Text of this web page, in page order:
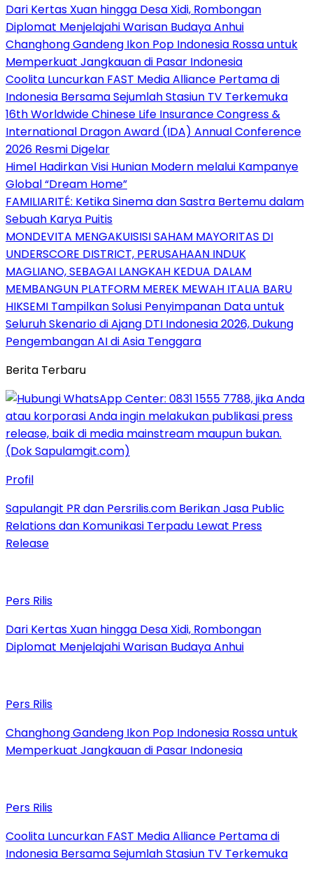
Dari Kertas Xuan hingga Desa Xidi, Rombongan
Diplomat Menjelajahi Warisan Budaya Anhui
Changhong Gandeng Ikon Pop Indonesia Rossa untuk
Memperkuat Jangkauan di Pasar Indonesia
Coolita Luncurkan FAST Media Alliance Pertama di
Indonesia Bersama Sejumlah Stasiun TV Terkemuka
16th Worldwide Chinese Life Insurance Congress &
International Dragon Award (IDA) Annual Conference
2026 Resmi Digelar
Himel Hadirkan Visi Hunian Modern melalui Kampanye
Global “Dream Home”
FAMILIARITÉ: Ketika Sinema dan Sastra Bertemu dalam
Sebuah Karya Puitis
MONDEVITA MENGAKUISISI SAHAM MAYORITAS DI
UNDERSCORE DISTRICT, PERUSAHAAN INDUK
MAGLIANO, SEBAGAI LANGKAH KEDUA DALAM
MEMBANGUN PLATFORM MEREK MEWAH ITALIA BARU
HIKSEMI Tampilkan Solusi Penyimpanan Data untuk
Seluruh Skenario di Ajang DTI Indonesia 2026, Dukung
Pengembangan AI di Asia Tenggara
Berita Terbaru
Profil
Sapulangit PR dan Persrilis.com Berikan Jasa Public
Relations dan Komunikasi Terpadu Lewat Press
Release
Pers Rilis
Dari Kertas Xuan hingga Desa Xidi, Rombongan
Diplomat Menjelajahi Warisan Budaya Anhui
Pers Rilis
Changhong Gandeng Ikon Pop Indonesia Rossa untuk
Memperkuat Jangkauan di Pasar Indonesia
Pers Rilis
Coolita Luncurkan FAST Media Alliance Pertama di
Indonesia Bersama Sejumlah Stasiun TV Terkemuka